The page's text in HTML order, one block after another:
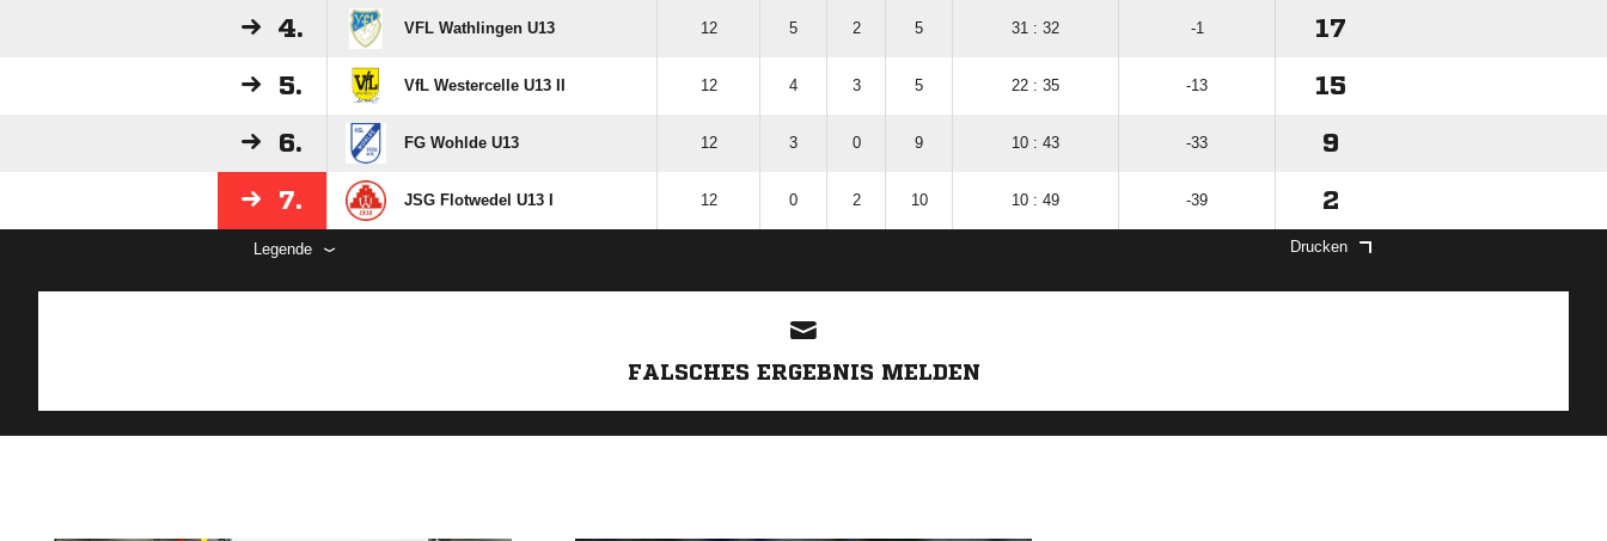
4. VFL Wathlingen U13 12 5 2 5 31 : 32 -1 17
5. VfL Westercelle U13 II 12 4 3 5 22 : 35 -13 15
6. FG Wohlde U13 12 3 0 9 10 : 43 -33 9
7. JSG Flotwedel U13 I 12 0 2 10 10 : 49 -39 2
Legende Drucken
FALSCHES ERGEBNIS MELDEN